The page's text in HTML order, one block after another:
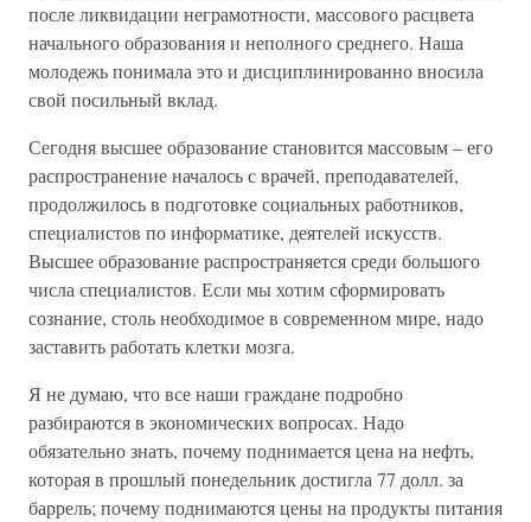
после ликвидации неграмотности, массового расцвета
начального образования и неполного среднего. Наша
молодежь понимала это и дисциплинированно вносила
свой посильный вклад.
Сегодня высшее образование становится массовым – его
распространение началось с врачей, преподавателей,
продолжилось в подготовке социальных работников,
специалистов по информатике, деятелей искусств.
Высшее образование распространяется среди большого
числа специалистов. Если мы хотим сформировать
сознание, столь необходимое в современном мире, надо
заставить работать клетки мозга.
Я не думаю, что все наши граждане подробно
разбираются в экономических вопросах. Надо
обязательно знать, почему поднимается цена на нефть,
которая в прошлый понедельник достигла 77 долл. за
баррель; почему поднимаются цены на продукты питания